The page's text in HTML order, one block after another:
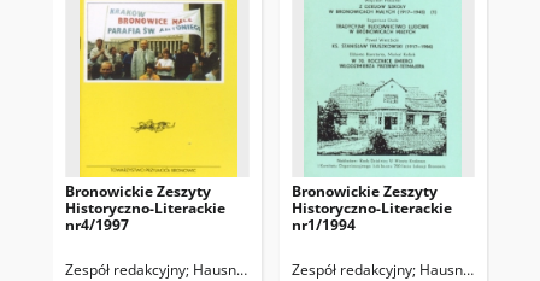
Bronowickie Zeszyty
Historyczno-Literackie
nr4/1997
Zespół redakcyjny Hausner, Wojciech
Bronowickie Zeszyty
Historyczno-Literackie
nr1/1994
Zespół redakcyjny Hausner,